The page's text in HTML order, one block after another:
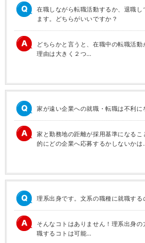
在職しながら転職活動するか、退職
ます。どちらがいいですか？
どちらかと言うと、在職中の転職活動
理由は大きく２つ…
家が遠い企業への就職・転職は不利に
家と勤務地の距離が採用基準になる
的にどの企業へ応募するかしないか
理系出身です。文系の職種に就職する
そんなコトはありません！理系出身
職するコトは可能…